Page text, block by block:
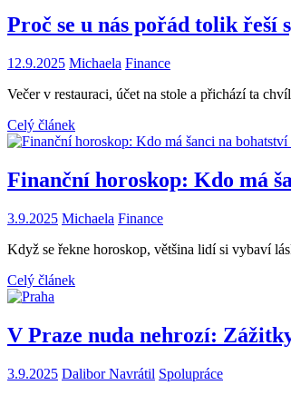
Proč se u nás pořád tolik řeší
12.9.2025 Michaela Finance
Večer v restauraci, účet na stole a přichází ta
Celý článek
Finanční horoskop: Kdo má
3.9.2025 Michaela Finance
Když se řekne horoskop, většina lidí si vybaví
Celý článek
V Praze nuda nehrozí:
3.9.2025 Dalibor Navrátil Spolupráce